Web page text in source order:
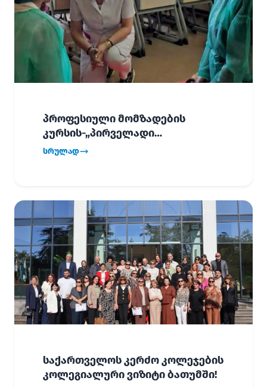
პროფესიული მომზადების
კურსის-„პირველადი
გადაუდებელი დახმარება“,
სრულად
საქართველოს კერძო კოლეჯების
კოლეგიალური ვიზიტი ბათუმში!